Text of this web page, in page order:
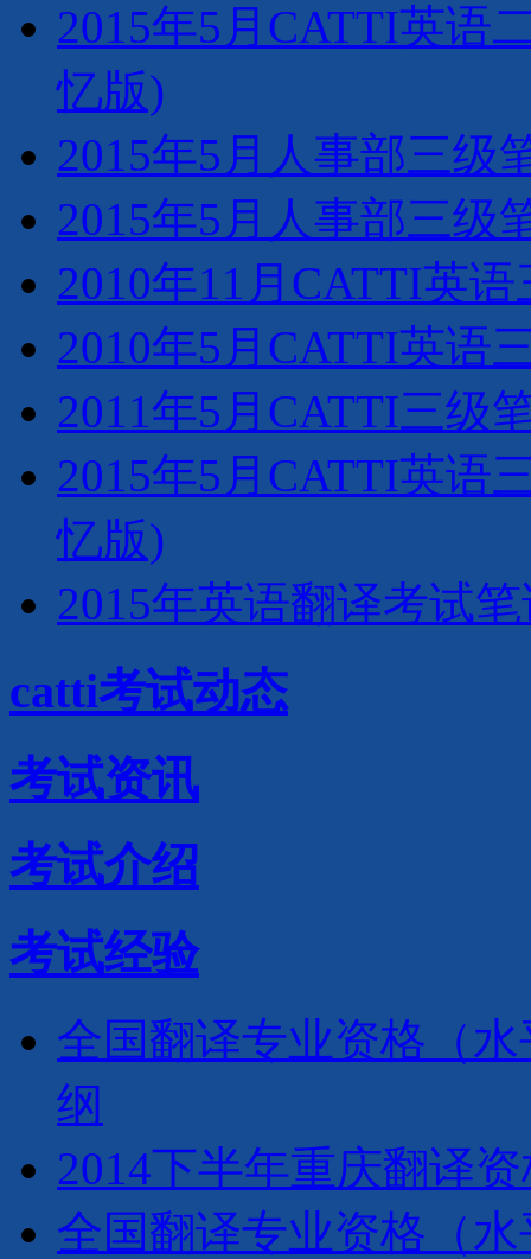
2015年5月CATTI英语
忆版)
2015年5月人事部三级
2015年5月人事部三级
2010年11月CATTI英
2010年5月CATTI英语
2011年5月CATTI三级
2015年5月CATTI英语
忆版)
2015年英语翻译考试
catti考试动态
考试资讯
考试介绍
考试经验
全国翻译专业资格（
纲
2014下半年重庆翻译
全国翻译专业资格（